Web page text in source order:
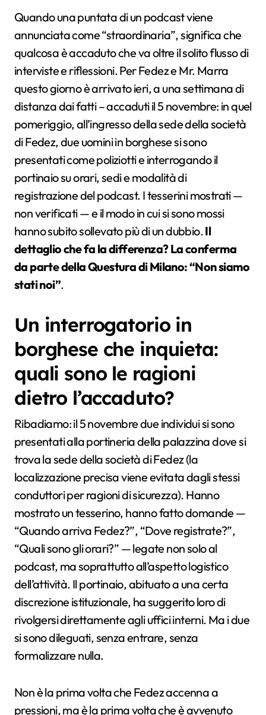
Quando una puntata di un podcast viene
annunciata come “straordinaria”, significa che
qualcosa è accaduto che va oltre il solito flusso di
interviste e riflessioni. Per Fedez e Mr. Marra
questo giorno è arrivato ieri, a una settimana di
distanza dai fatti – accaduti il 5 novembre: in quel
pomeriggio, all’ingresso della sede della società
di Fedez, due uomini in borghese si sono
presentati come poliziotti e interrogando il
portinaio su orari, sedi e modalità di
registrazione del podcast. I tesserini mostrati —
non verificati — e il modo in cui si sono mossi
hanno subito sollevato più di un dubbio.Il
dettaglio che fa la differenza? La conferma
da parte della Questura di Milano: “Non siamo
stati noi”.
Un interrogatorio in
borghese che inquieta:
quali sono le ragioni
dietro l’accaduto?
Ribadiamo: il 5 novembre due individui si sono
presentati alla portineria della palazzina dove si
trova la sede della società di Fedez (la
localizzazione precisa viene evitata dagli stessi
conduttori per ragioni di sicurezza). Hanno
mostrato un tesserino, hanno fatto domande —
“Quando arriva Fedez?”, “Dove registrate?”,
“Quali sono gli orari?” — legate non solo al
podcast, ma soprattutto all’aspetto logistico
dell’attività. Il portinaio, abituato a una certa
discrezione istituzionale, ha suggerito loro di
rivolgersi direttamente agli uffici interni. Ma i due
si sono dileguati, senza entrare, senza
formalizzare nulla.
Non è la prima volta che Fedez accenna a
pressioni, ma è la prima volta che è avvenuto